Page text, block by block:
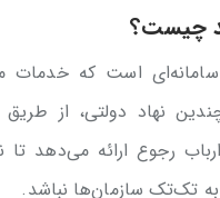
چیست؟
سامانه‌ای است که خدمات
نهاد دولتی، از
رجوع ارائه می‌دهد تا
تک‌تک سازمان‌ها نباشد.